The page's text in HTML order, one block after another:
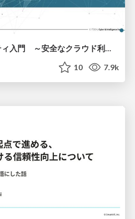
クラウドセキュリティ入門 ～安全なクラウド利用のための基礎知識～
10 7.9k